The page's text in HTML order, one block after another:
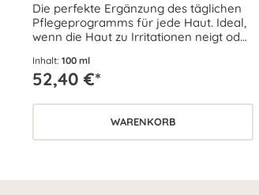
Die perfekte Ergänzung des täglichen
Pflegeprogramms für jede Haut. Ideal,
wenn die Haut zu Irritationen neigt oder
stark belastet ist.
Inhalt: 100 ml
52,40 €*
WARENKORB